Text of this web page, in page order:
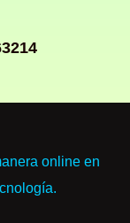
online en